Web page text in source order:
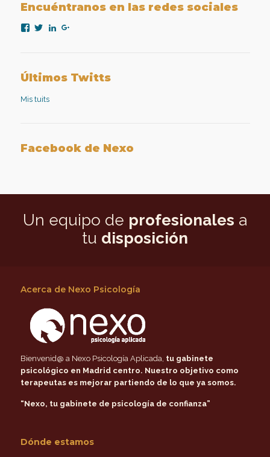
Encuéntranos en las redes sociales
Ver
Facebook
Ver
Twitter
Ver
aplicadaGoogle+
Últimos Twitts
Mis tuits
Facebook de Nexo
Un equipo de profesionales a
tu disposición
Acerca de Nexo Psicología
Bienvenid@ a Nexo Psicología Aplicada, tu gabinete
psicológico en Madrid centro. Nuestro objetivo como
terapeutas es mejorar partiendo de lo que ya somos.
“Nexo, tu gabinete de psicología de confianza”
Dónde estamos